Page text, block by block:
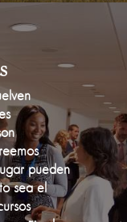
pueden
sea el